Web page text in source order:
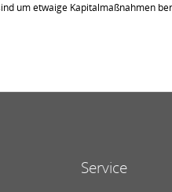
um etwaige Kapitalmaßnahmen
Service